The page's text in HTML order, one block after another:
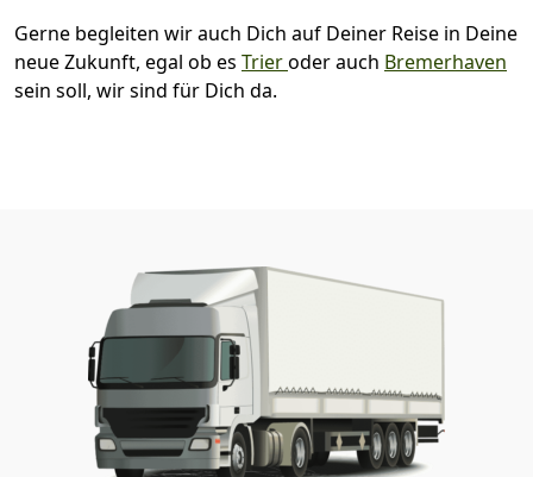
Gerne begleiten wir auch Dich auf Deiner Reise in Deine
neue Zukunft, egal ob es Trieroder auch Bremer­haven
sein soll, wir sind für Dich da.